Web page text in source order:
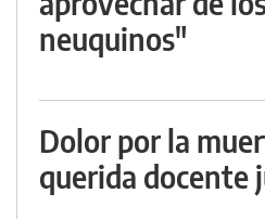
neuquinos"
Dolor por la
querida docente